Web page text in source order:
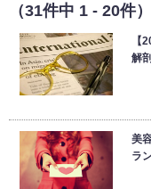
（31件中 1 - 20件）
【
解
美
ラ